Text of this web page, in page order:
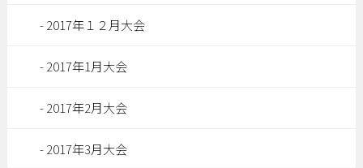
2017年１２月大会
2017年1月大会
2017年2月大会
2017年3月大会